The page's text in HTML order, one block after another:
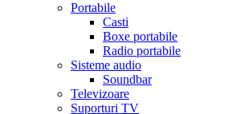
Portabile
Casti
Boxe portabile
Radio portabile
Sisteme audio
Soundbar
Televizoare
Suporturi TV